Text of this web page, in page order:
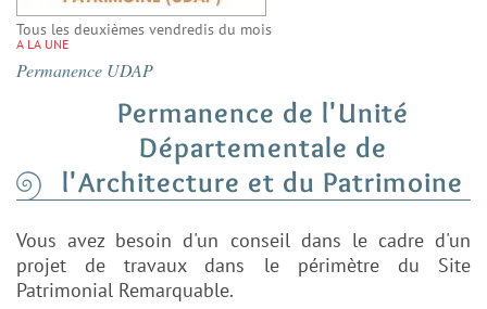
Tous les deuxièmes vendredis du mois
A LA UNE
Permanence UDAP
Permanence de l'Unité
Départementale de
l'Architecture et du Patrimoine
Vous avez besoin d'un conseil dans le cadre d'un
projet de travaux dans le périmètre du Site
Patrimonial Remarquable.